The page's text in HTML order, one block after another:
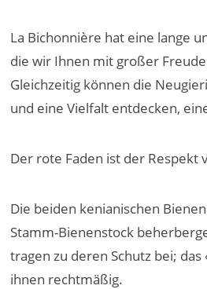
La Bichonnière hat eine lange
die wir Ihnen mit großer
Gleichzeitig können die
und eine Vielfalt entdecken,
Der rote Faden ist der Respekt
Die beiden kenianischen
Stamm-Bienenstock
tragen zu deren Schutz bei;
ihnen rechtmäßig.